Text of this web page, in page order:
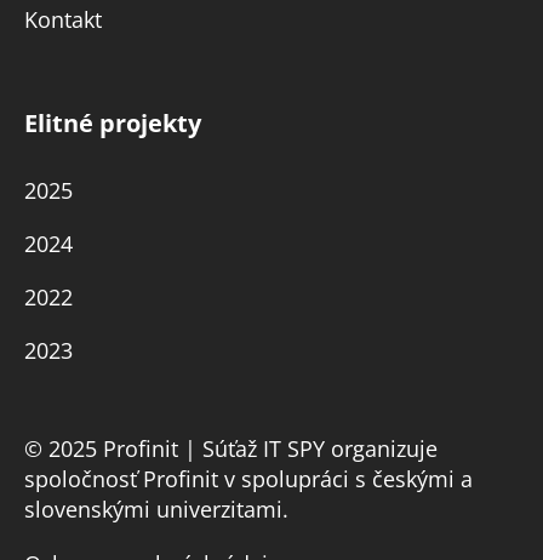
Kontakt
Elitné projekty
2025
2024
2022
2023
© 2025 Profinit | Súťaž IT SPY organizuje
spoločnosť Profinit v spolupráci s českými a
slovenskými univerzitami.